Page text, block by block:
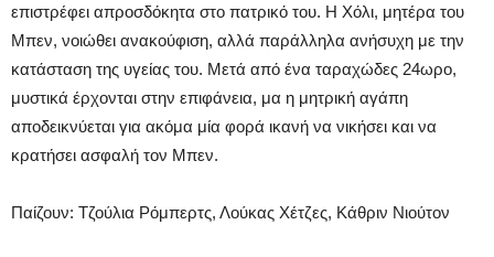
επιστρέφει απροσδόκητα στο πατρικό του. Η Χόλι, μητέρα του
Μπεν, νοιώθει ανακούφιση, αλλά παράλληλα ανήσυχη με την
κατάσταση της υγείας του. Μετά από ένα ταραχώδες 24ωρο,
μυστικά έρχονται στην επιφάνεια, μα η μητρική αγάπη
αποδεικνύεται για ακόμα μία φορά ικανή να νικήσει και να
κρατήσει ασφαλή τον Μπεν.
Παίζουν: Τζούλια Ρόμπερτς, Λούκας Χέτζες, Κάθριν Νιούτον